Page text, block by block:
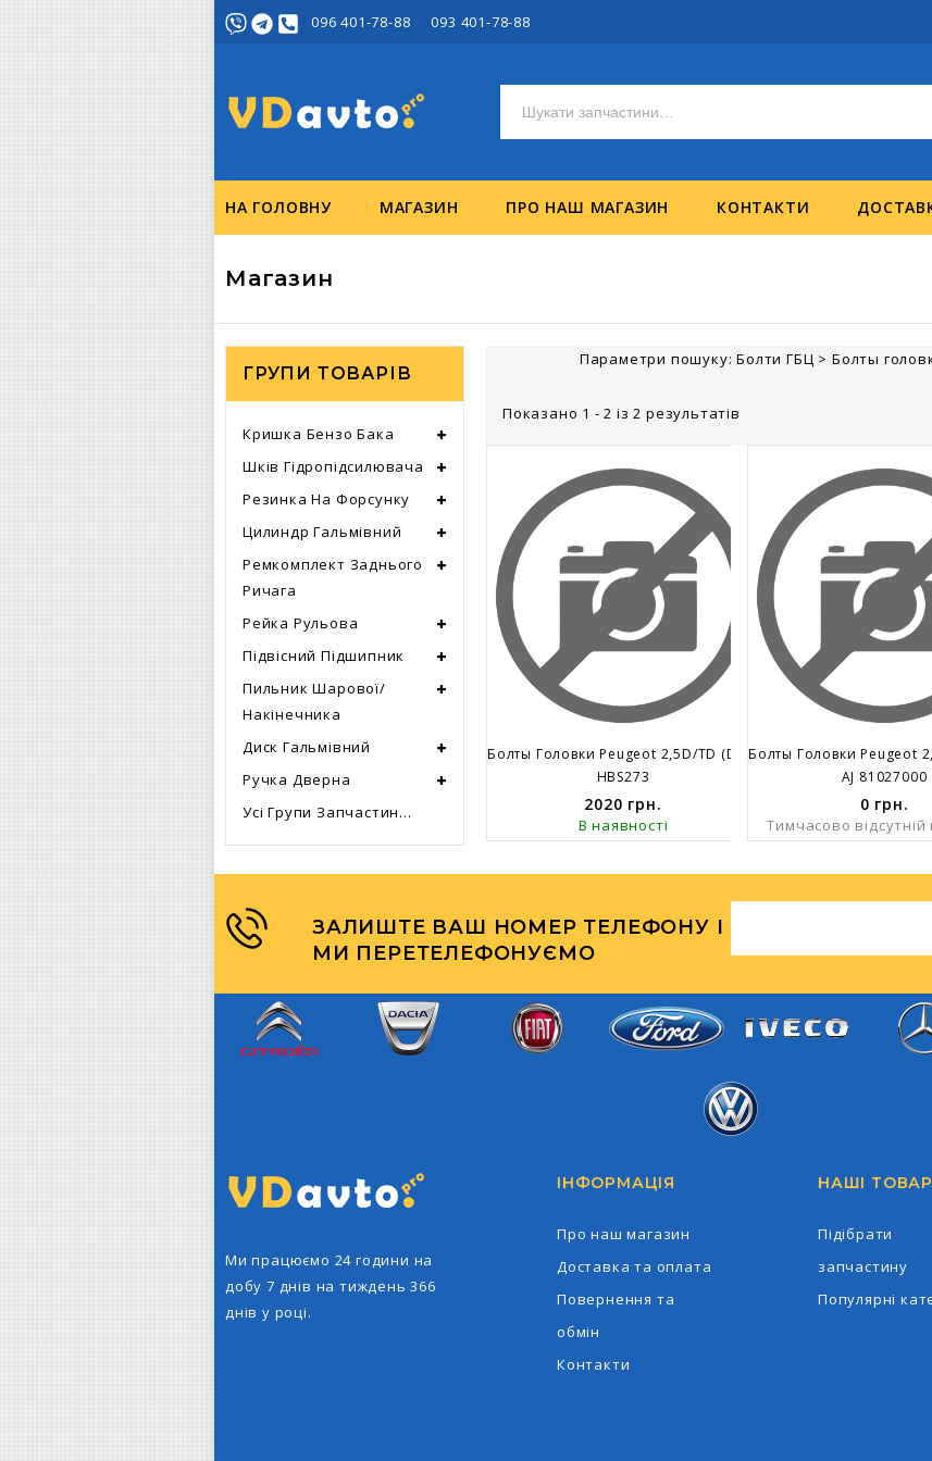
096 401-78-88 093 401-78-88
НА ГОЛОВНУ МАГАЗИН ПРО НАШ МАГАЗИН КОНТАКТИ
Магазин
Параметри пошуку:Болти ГБЦ > Болты
Показано 1 - 2 із 2 результатів
Болты Головки Peugeot 2,5D/TD (DJ5/TED)
HBS273
2020 грн.
В наявності
AJ 81027000
0 грн.
Тимчасово відсутній
ГРУПИ ТОВАРІВ
Кришка Бензо Бака
Шків Гідропідсилювача
Резинка На Форсунку
Цилиндр Гальмівний
Ремкомплект Заднього
Ричага
Рейка Рульова
Підвісний Підшипник
Пильник Шарової/
Накінечника
Диск Гальмівний
Ручка Дверна
Усі Групи Запчастин...
ЗАЛИШТЕ ВАШ НОМЕР ТЕЛЕФОНУ І
МИ ПЕРЕТЕЛЕФОНУЄМО
Ми працюємо 24 години на
добу 7 днів на тиждень 366
днів у році.
ІНФОРМАЦІЯ
Про наш магазин
Доставка та оплата
Повернення та
обмін
Контакти
НАШІ
Підібрати
запчастину
Популярні